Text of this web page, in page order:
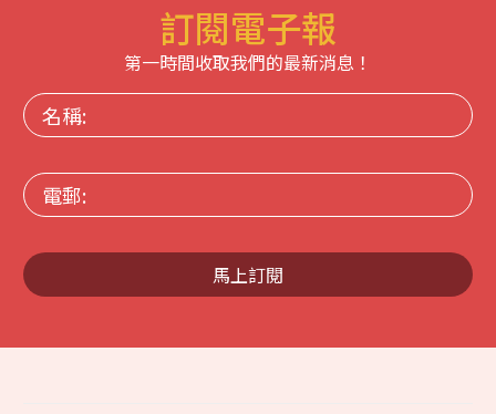
訂閱電子報
第一時間收取我們的最新消息！
名
稱:
電
郵:
馬上訂閱